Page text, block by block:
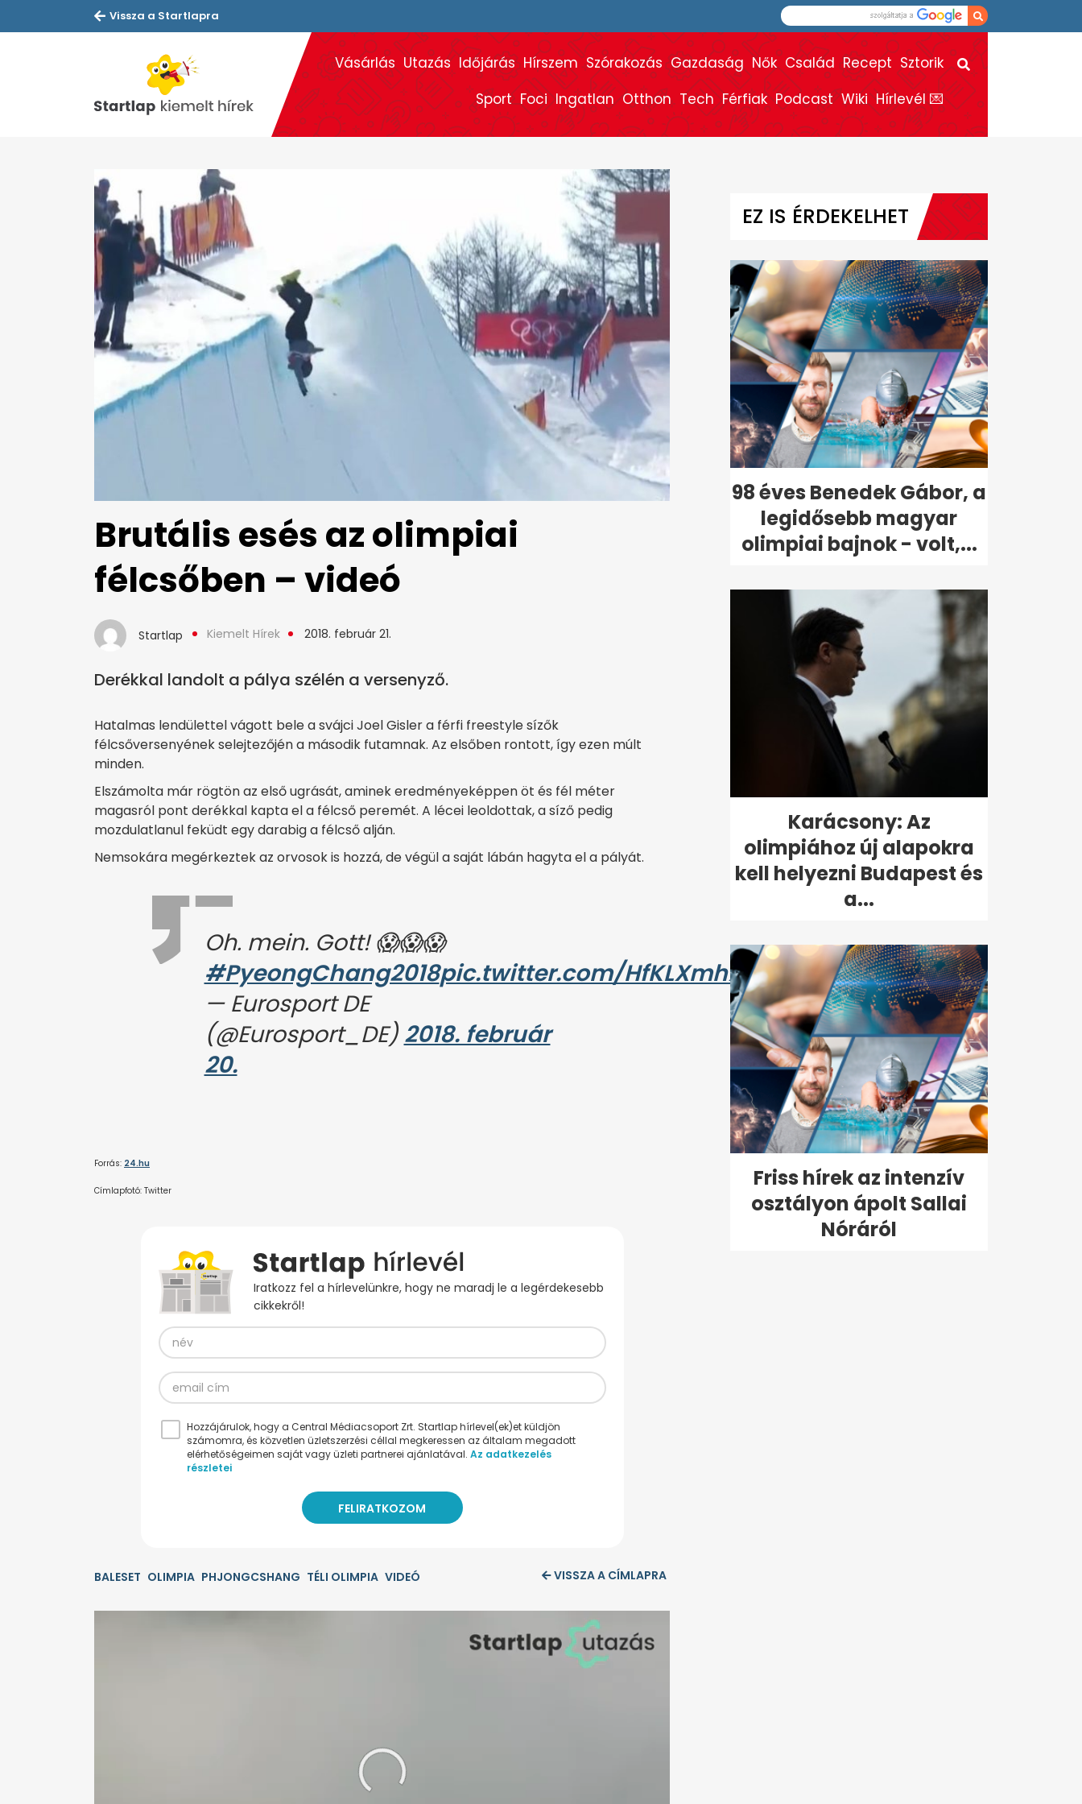
Vissza a Startlapra
Vásárlás Utazás Időjárás Hírszem Szórakozás Gazdaság Nők Család Recept Sztorik
Sport Foci Ingatlan Otthon Tech Férfiak Podcast Wiki Hírlevél 💌
Brutális esés az olimpiai
félcsőben – videó
Startlap Kiemelt Hírek 2018. február 21.
Derékkal landolt a pálya szélén a versenyző.
Hatalmas lendülettel vágott bele a svájci Joel Gisler a férfi freestyle sízők
félcsőversenyének selejtezőjén a második futamnak. Az elsőben rontott, így ezen múlt
minden.
Elszámolta már rögtön az első ugrását, aminek eredményeképpen öt és fél méter
magasról pont derékkal kapta el a félcső peremét. A lécei leoldottak, a síző pedig
mozdulatlanul feküdt egy darabig a félcső alján.
Nemsokára megérkeztek az orvosok is hozzá, de végül a saját lábán hagyta el a pályát.
Oh. mein. Gott! 😱😱😱
#PyeongChang2018pic.twitter.com/HfKLXmhXi3
— Eurosport DE
(@Eurosport_DE) 2018. február
20.
Forrás: 24.hu
Címlapfotó: Twitter
Iratkozz fel a hírlevelünkre, hogy ne maradj le a legérdekesebb
cikkekről!
Hozzájárulok, hogy a Central Médiacsoport Zrt. Startlap hírlevel(ek)et küldjön
számomra, és közvetlen üzletszerzési céllal megkeressen az általam megadott
elérhetőségeimen saját vagy üzleti partnerei ajánlatával. Az adatkezelés
részletei
BALESET OLIMPIA PHJONGCSHANG TÉLI OLIMPIA VIDEÓ VISSZA A CÍMLAPRA
EZ IS ÉRDEKELHET
98 éves Benedek Gábor, a
legidősebb magyar
olimpiai bajnok - volt,...
Karácsony: Az
olimpiához új alapokra
kell helyezni Budapest és
a...
Friss hírek az intenzív
osztályon ápolt Sallai
Nóráról